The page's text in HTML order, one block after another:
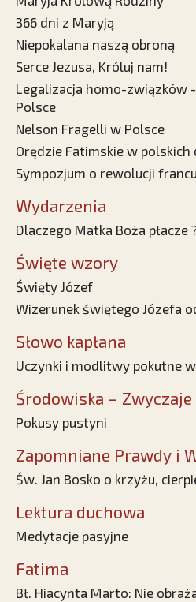
366 dni z Maryją
Niepokalana naszą obroną
Serce Jezusa, Króluj nam!
Legalizacja homo-związków
Polsce
Nelson Fragelli w Polsce
Orędzie Fatimskie w polskich
Sympozjum o rewolucji
Wydarzenia
Dlaczego Matka Boża płacze
Święte wzory
Święty Józef
Wizerunek świętego Józefa
Słowo kapłana
Uczynki i modlitwy pokutne
Środowiska –
Pokusy pustyni
Zapomniane Prawdy i
Św. Jan Bosko o krzyżu,
Lektura duchowa
Medytacje pasyjne
Fatima
Bł. Hiacynta Marto: Nie